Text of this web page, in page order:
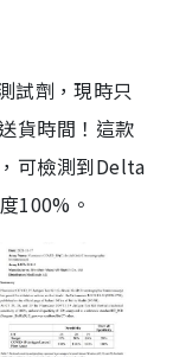
試劑，現時只
貨時間！這款
可檢測到Delta
100%。